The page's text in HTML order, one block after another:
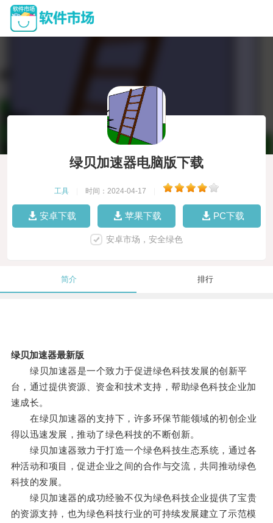
绿贝加速器电脑版下载
工具 时间：2024-04-17
安卓下载 苹果下载 PC下载
安卓市场，安全绿色
简介 排行
绿贝加速器最新版
绿贝加速器是一个致力于促进绿色科技发展的创新平
台，通过提供资源、资金和技术支持，帮助绿色科技企业加
速成长。
在绿贝加速器的支持下，许多环保节能领域的初创企业
得以迅速发展，推动了绿色科技的不断创新。
绿贝加速器致力于打造一个绿色科技生态系统，通过各
种活动和项目，促进企业之间的合作与交流，共同推动绿色
科技的发展。
绿贝加速器的成功经验不仅为绿色科技企业提供了宝贵
的资源支持，也为绿色科技行业的可持续发展建立了示范模